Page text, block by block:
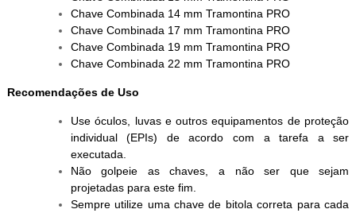
Chave Combinada 14 mm Tramontina PRO
Chave Combinada 17 mm Tramontina PRO
Chave Combinada 19 mm Tramontina PRO
Chave Combinada 22 mm Tramontina PRO
Recomendações de Uso
Use óculos, luvas e outros equipamentos de proteção
individual (EPIs) de acordo com a tarefa a ser
executada.
Não golpeie as chaves, a não ser que sejam
projetadas para este fim.
Sempre utilize uma chave de bitola correta para cada